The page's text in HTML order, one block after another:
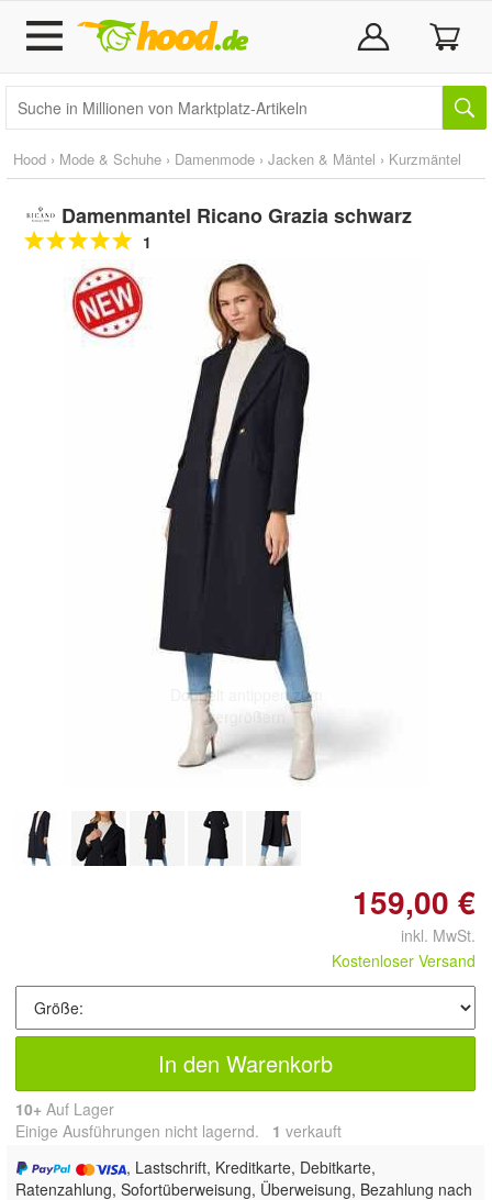
Hood › Mode & Schuhe › Damenmode › Jacken & Mäntel › Kurzmäntel
Damenmantel Ricano Grazia schwarz
1
Doppelt antippen zum
vergrößern
159,00 €
inkl. MwSt.
Kostenloser Versand
In den Warenkorb
10+ Auf Lager
Einige Ausführungen nicht lagernd. 1 verkauft
, Lastschrift, Kreditkarte, Debitkarte,
Ratenzahlung, Sofortüberweisung, Überweisung, Bezahlung nach